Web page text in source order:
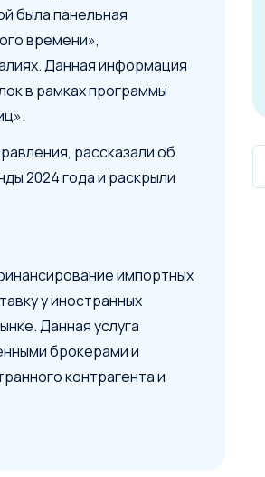
была панельная
времени»,
Данная информация
в рамках программы
рассказали об
2024 года и раскрыли
импортных
у иностранных
Данная услуга
брокерами и
контрагента и